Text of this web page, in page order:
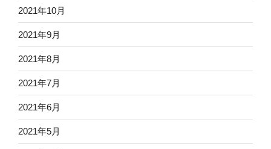
2021年10月
2021年9月
2021年8月
2021年7月
2021年6月
2021年5月